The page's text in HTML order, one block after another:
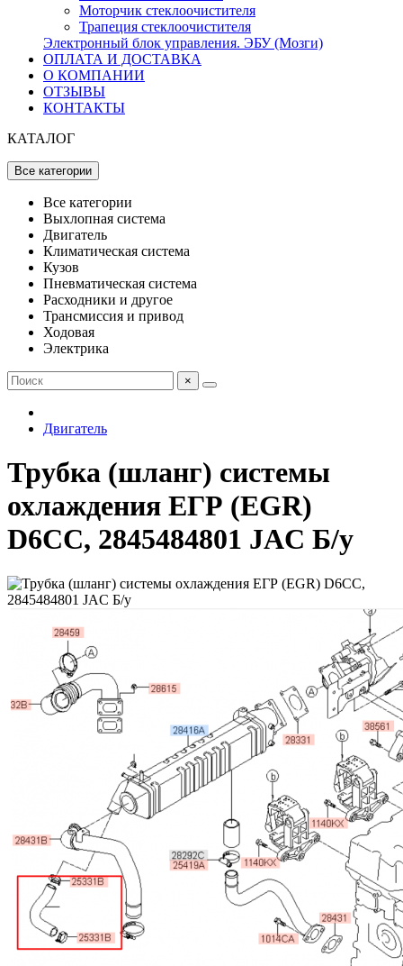
Моторчик стеклоочистителя
Трапеция стеклоочистителя
Электронный блок управления. ЭБУ (Мозги)
ОПЛАТА И ДОСТАВКА
О КОМПАНИИ
ОТЗЫВЫ
КОНТАКТЫ
КАТАЛОГ
Все категории
Все категории
Выхлопная система
Двигатель
Климатическая система
Кузов
Пневматическая система
Расходники и другое
Трансмиссия и привод
Ходовая
Электрика
×
Двигатель
Трубка (шланг) системы
охлаждения ЕГР (EGR)
D6CC, 2845484801 JAC Б/у